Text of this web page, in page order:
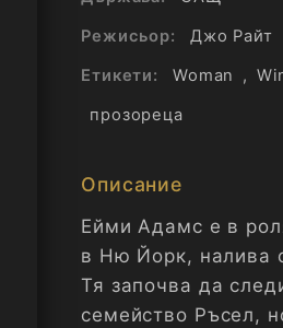
Режисьор:
Джо Райт
Етикети:
Woman ,
прозореца
Описание
Ейми Адамс е в
в Ню Йорк, налива
Тя започва да
семейство Ръсел,